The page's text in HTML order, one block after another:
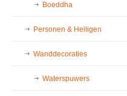
Boeddha
Personen & Heiligen
Wanddecoraties
Waterspuwers